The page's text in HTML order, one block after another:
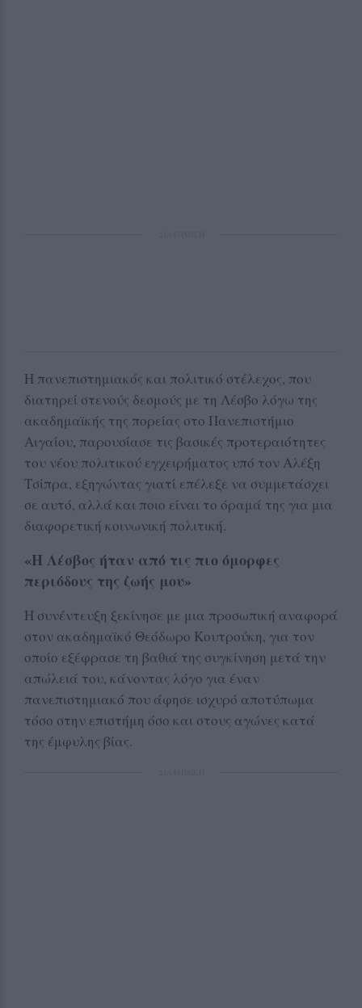
Η πανεπιστημιακός και πολιτικό στέλεχος, που
διατηρεί στενούς δεσμούς με τη Λέσβο λόγω της
ακαδημαϊκής της πορείας στο Πανεπιστήμιο
Αιγαίου, παρουσίασε τις βασικές προτεραιότητες
του νέου πολιτικού εγχειρήματος υπό τον Αλέξη
Τσίπρα, εξηγώντας γιατί επέλεξε να συμμετάσχει
σε αυτό, αλλά και ποιο είναι το όραμά της για μια
διαφορετική κοινωνική πολιτική.
«Η Λέσβος ήταν από τις πιο όμορφες
περιόδους της ζωής μου»
Η συνέντευξη ξεκίνησε με μια προσωπική αναφορά
στον ακαδημαϊκό Θεόδωρο Κουτρούκη, για τον
οποίο εξέφρασε τη βαθιά της συγκίνηση μετά την
απώλειά του, κάνοντας λόγο για έναν
πανεπιστημιακό που άφησε ισχυρό αποτύπωμα
τόσο στην επιστήμη όσο και στους αγώνες κατά
της έμφυλης βίας.